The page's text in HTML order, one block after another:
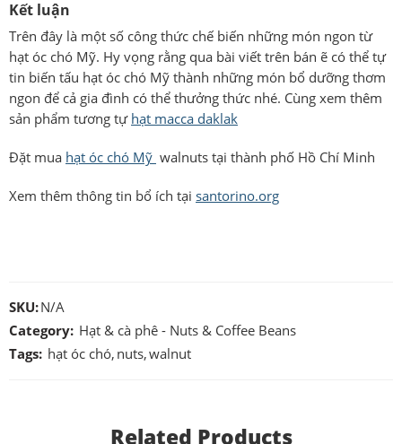
Kết luận
Trên đây là một số công thức chế biến những món ngon từ
hạt óc chó Mỹ. Hy vọng rằng qua bài viết trên bán ẽ có thể tự
tin biến tấu hạt óc chó Mỹ thành những món bổ dưỡng thơm
ngon để cả gia đình có thể thưởng thức nhé. Cùng xem thêm
sản phẩm tương tự hạt macca daklak
Đặt mua hạt óc chó Mỹ walnuts tại thành phố Hồ Chí Minh
Xem thêm thông tin bổ ích tại santorino.org
SKU:N/A
Category: Hạt & cà phê - Nuts & Coffee Beans
Tags: hạt óc chó, nuts,walnut
Related Products